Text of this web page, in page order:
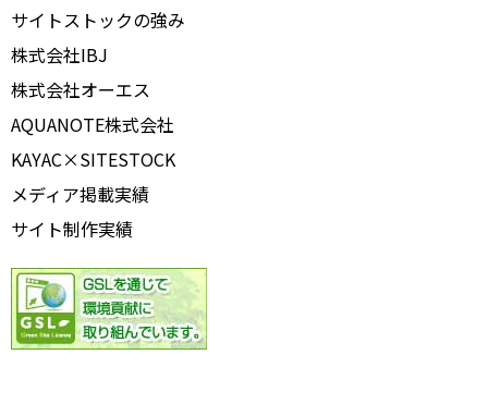
サイトストックの強み
株式会社IBJ
株式会社オーエス
AQUANOTE株式会社
KAYAC×SITESTOCK
メディア掲載実績
サイト制作実績